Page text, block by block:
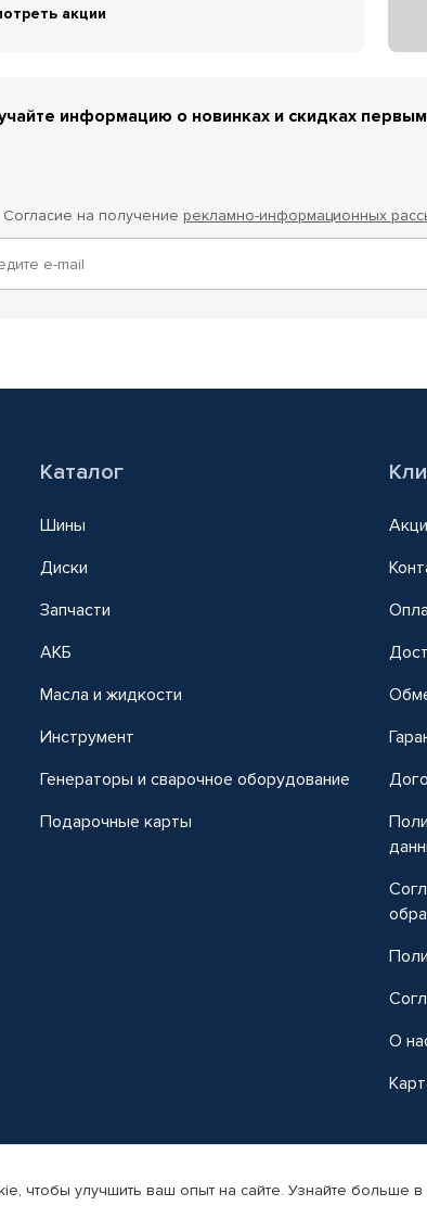
акции
информацию о новинках и скидках
Согласие на получение рекламно-информационных
Каталог
Шины
Диски
Запчасти
АКБ
Масла и жидкости
Инструмент
Генераторы и сварочное оборудование
Подарочные карты
О
Интернет-магазин автомобильных товаров Автопрофи.
чтобы улучшить ваш опыт на сайте. Узнайте больше